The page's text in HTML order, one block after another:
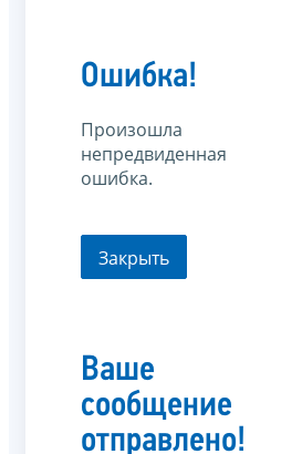
Ошибка!
Произошла
непредвиденная
ошибка.
Закрыть
Ваше
сообщение
отправлено!